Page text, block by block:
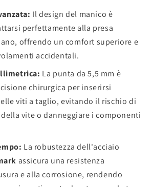
Il design del manico è
perfettamente alla presa
offrendo un comfort superiore e
accidentali.
La punta da 5,5 mm è
chirurgica per inserirsi
viti a taglio, evitando il rischio di
vite o danneggiare i componenti
La robustezza dell'acciaio
assicura una resistenza
e alla corrosione, rendendo